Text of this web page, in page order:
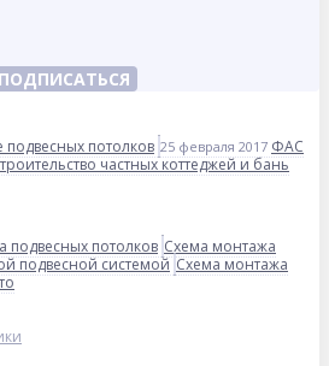
ПОДПИСАТЬСЯ
потолков 25 февраля 2017 ФАС
частных коттеджей и бань
подвесных потолков Схема монтажа
подвесной системой Схема монтажа